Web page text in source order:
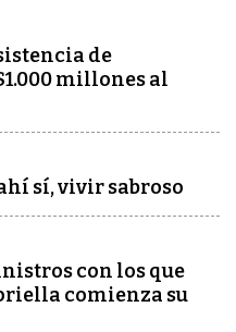
de
millones al
sí, vivir sabroso
con los que
comienza su